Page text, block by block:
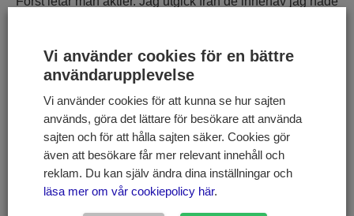
senaste två åren då sektorn blivit rejält uppmärksammad
och flera investmentbanker börjat följa miljöbolagen, så
många nya har poppat upp ”av sig själva”. Vid val av
innehav handlar det om att investera i ett bolag där aktien
inte är för högt värderad. Vad som är viktigt är att vi i
klimatfonden inte investerar i bolag om vi inte har träffat
och fått prata med företrädare för företaget.
Vi använder cookies för en bättre
användarupplevelse
Vi använder cookies för att kunna se hur sajten
används, göra det lättare för besökare att använda
sajten och för att hålla sajten säker. Cookies gör
även att besökare får mer relevant innehåll och
reklam. Du kan själv ändra dina inställningar och
läsa mer om vår cookiepolicy här.